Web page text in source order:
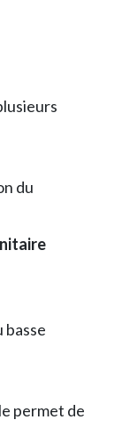
du
basse
permet de